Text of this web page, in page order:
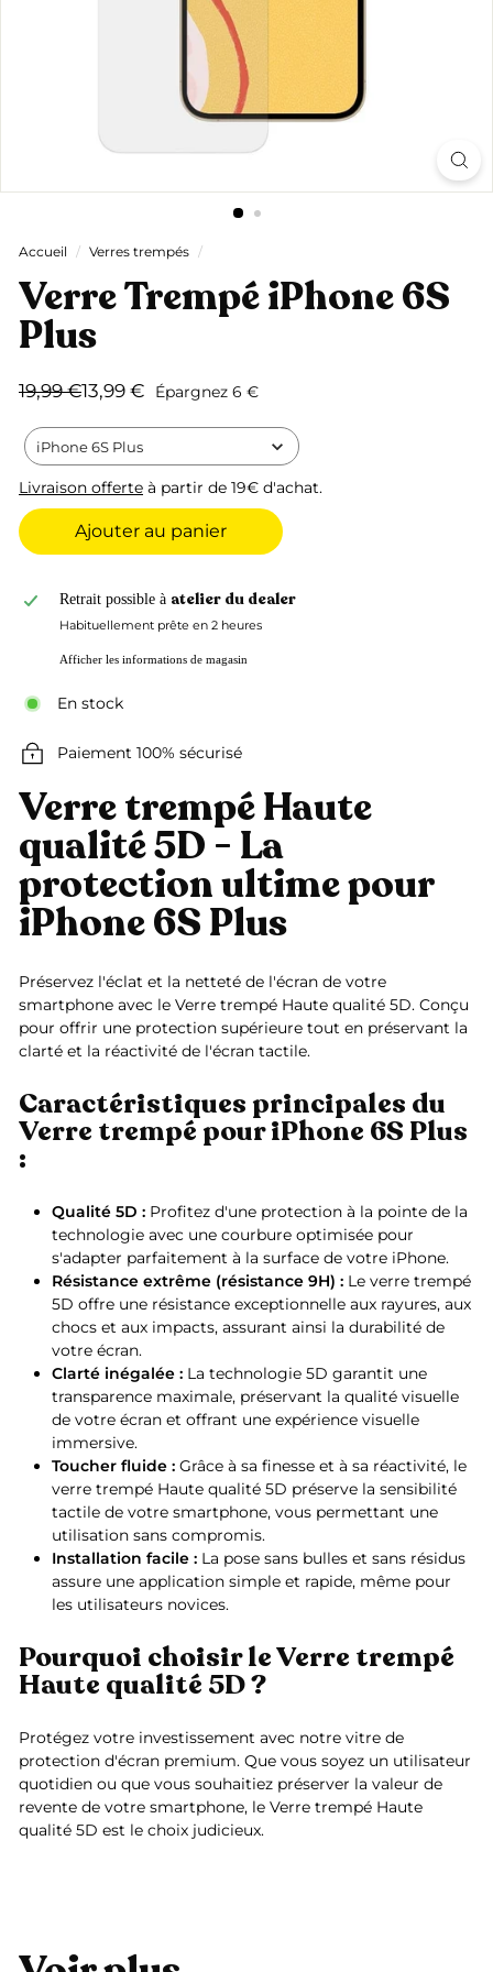
Accueil / Verres trempés /
Verre Trempé iPhone 6S
Plus
Prix
19,99 €19,99
Prix
13,99 €13,99
Épargnez 6 €
iPhone 6S Plus
Livraison offerte à partir de 19€ d'achat.
Ajouter au panier
Retrait possible à atelier du dealer
Habituellement prête en 2 heures
Afficher les informations de magasin
En stock
Paiement 100% sécurisé
Verre trempé Haute
qualité 5D - La
protection ultime pour
iPhone 6S Plus
Préservez l'éclat et la netteté de l'écran de votre
smartphone avec le Verre trempé Haute qualité 5D. Conçu
pour offrir une protection supérieure tout en préservant la
clarté et la réactivité de l'écran tactile.
Caractéristiques principales du
Verre trempé pour iPhone 6S Plus
:
Qualité 5D : Profitez d'une protection à la pointe de la
technologie avec une courbure optimisée pour
s'adapter parfaitement à la surface de votre iPhone.
Résistance extrême (résistance 9H) : Le verre trempé
5D offre une résistance exceptionnelle aux rayures, aux
chocs et aux impacts, assurant ainsi la durabilité de
votre écran.
Clarté inégalée : La technologie 5D garantit une
transparence maximale, préservant la qualité visuelle
de votre écran et offrant une expérience visuelle
immersive.
Toucher fluide : Grâce à sa finesse et à sa réactivité, le
verre trempé Haute qualité 5D préserve la sensibilité
tactile de votre smartphone, vous permettant une
utilisation sans compromis.
Installation facile : La pose sans bulles et sans résidus
assure une application simple et rapide, même pour
les utilisateurs novices.
Pourquoi choisir le Verre trempé
Haute qualité 5D ?
Protégez votre investissement avec notre vitre de
protection d'écran premium. Que vous soyez un utilisateur
quotidien ou que vous souhaitiez préserver la valeur de
revente de votre smartphone, le Verre trempé Haute
qualité 5D est le choix judicieux.